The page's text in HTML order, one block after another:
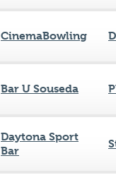
CinemaBowling
Bar U Souseda
Daytona Sport
Bar